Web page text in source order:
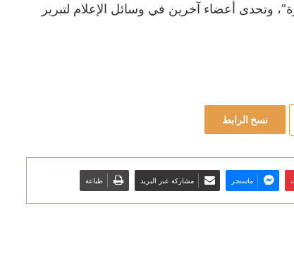
وتحدى أعضاء آخرين في وسائل الإعلام لتبرير
نسخ الرابط
ماسنجر مشاركة عبر البريد طباعة